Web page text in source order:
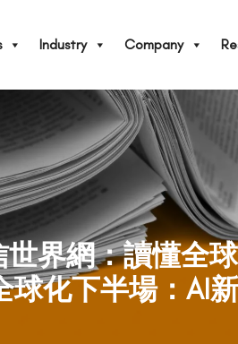
Industry Company
世界網：讀懂全
球化下半場：AI